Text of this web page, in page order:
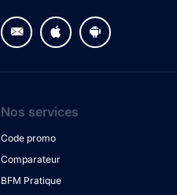
Nos services
Code promo
Comparateur
BFM Pratique